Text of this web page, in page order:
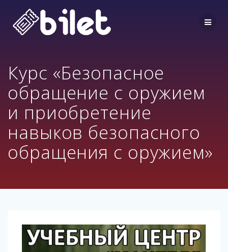
контенту
Курс «Безопасное
обращение с оружием
и приобретение
навыков безопасного
обращения с оружием»